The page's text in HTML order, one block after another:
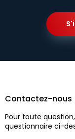
Contactez-nous
Pour toute
questionnaire ci-